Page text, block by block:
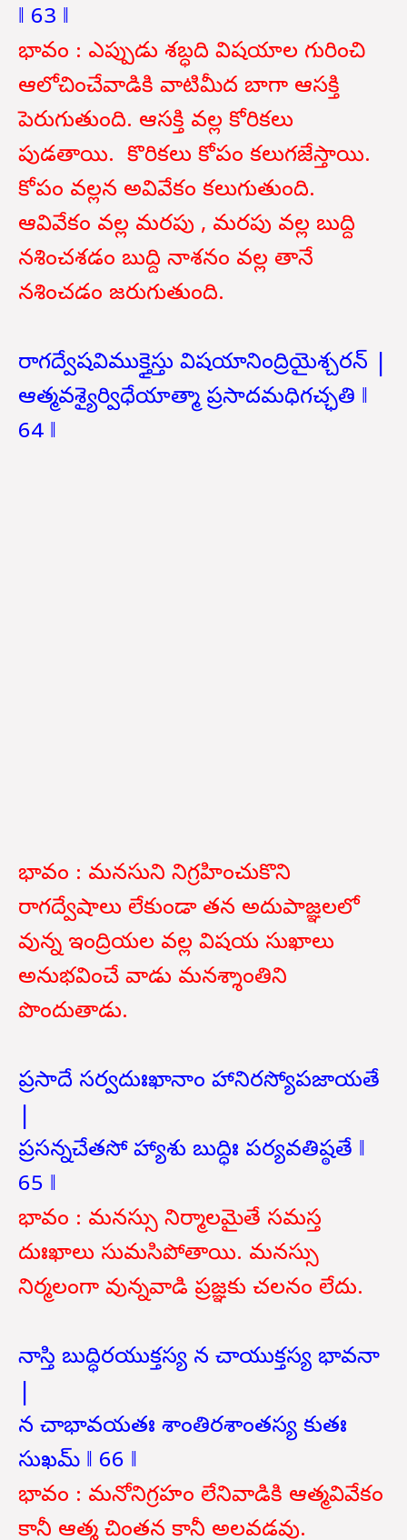
‖ 63 ‖
భావం : ఎప్పుడు శబ్ధది విషయాల గురించి
ఆలోచించేవాడికి వాటిమీద బాగా ఆసక్తి
పెరుగుతుంది. ఆసక్తి వల్ల కోరికలు
పుడతాయి. కొరికలు కోపం కలుగజేస్తాయి.
కోపం వల్లన అవివేకం కలుగుతుంది.
ఆవివేకం వల్ల మరపు , మరపు వల్ల బుద్ది
నశించశడం బుద్ది నాశనం వల్ల తానే
నశించడం జరుగుతుంది.
రాగద్వేషవిముక్తైస్తు విషయానింద్రియైశ్చరన్ |
ఆత్మవశ్యైర్విధేయాత్మా ప్రసాదమధిగచ్ఛతి ‖
64 ‖
భావం : మనసుని నిగ్రహించుకొని
రాగద్వేషాలు లేకుండా తన అదుపాజ్ఞలలో
వున్న ఇంద్రియల వల్ల విషయ సుఖాలు
అనుభవించే వాడు మనశ్శాంతిని
పొందుతాడు.
ప్రసాదే సర్వదుఃఖానాం హానిరస్యోపజాయతే
ప్రసన్నచేతసో హ్యాశు బుద్ధిః పర్యవతిష్ఠతే ‖
65 ‖
భావం : మనస్సు నిర్మాలమైతే సమస్త
దుఃఖాలు సుమసిపోతాయి. మనస్సు
నిర్మలంగా వున్నవాడి ప్రజ్ఞకు చలనం లేదు.
నాస్తి బుద్ధిరయుక్తస్య న చాయుక్తస్య భావనా
న చాభావయతః శాంతిరశాంతస్య కుతః
సుఖమ్ ‖ 66 ‖
భావం : మనోనిగ్రహం లేనివాడికి ఆత్మవివేకం
కానీ ఆత్మ చింతన కానీ అలవడవు.